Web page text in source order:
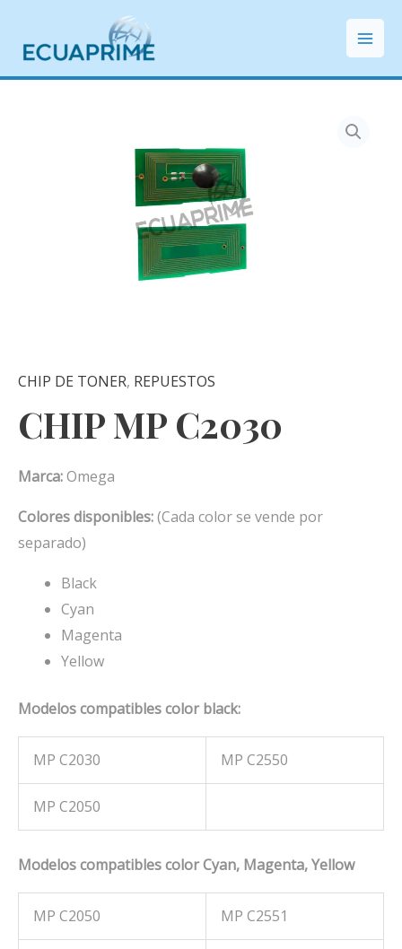
contenido
CHIP DE TONER, REPUESTOS
CHIP MP C2030
Marca:Omega
Colores disponibles:(Cada color se vende por
separado)
Black
Cyan
Magenta
Yellow
Modelos compatibles color black:
MP C2030 MP C2550
MP C2050
Modelos compatibles color Cyan, Magenta, Yellow
MP C2050 MP C2551